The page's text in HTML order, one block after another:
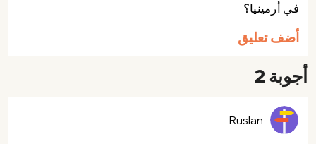
في أرمينيا؟
أضف تعليق
أجوبة 2
Ruslan